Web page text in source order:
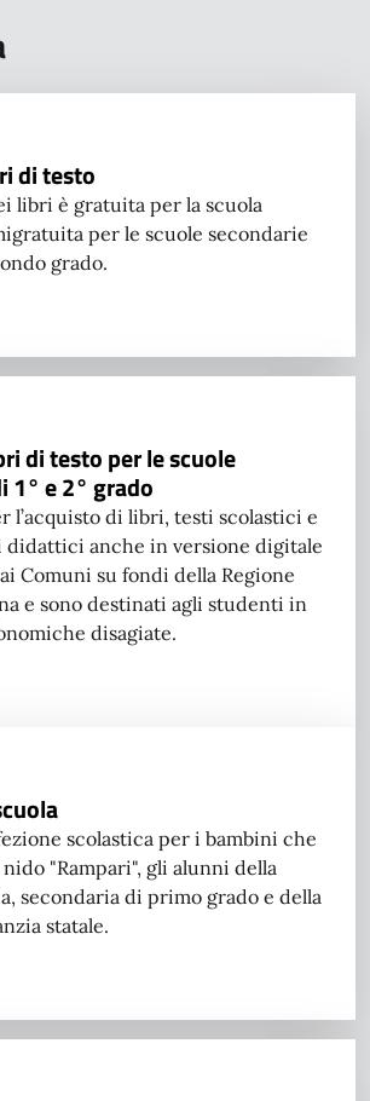
di testo
libri è gratuita per la scuola
per le scuole secondarie
grado.
di testo per le scuole
1° e 2° grado
l’acquisto di libri, testi scolastici e
anche in versione digitale
Comuni su fondi della Regione
e sono destinati agli studenti in
disagiate.
scolastica per i bambini che
"Rampari", gli alunni della
secondaria di primo grado e della
statale.